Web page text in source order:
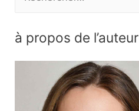
h
à propos de l’auteur